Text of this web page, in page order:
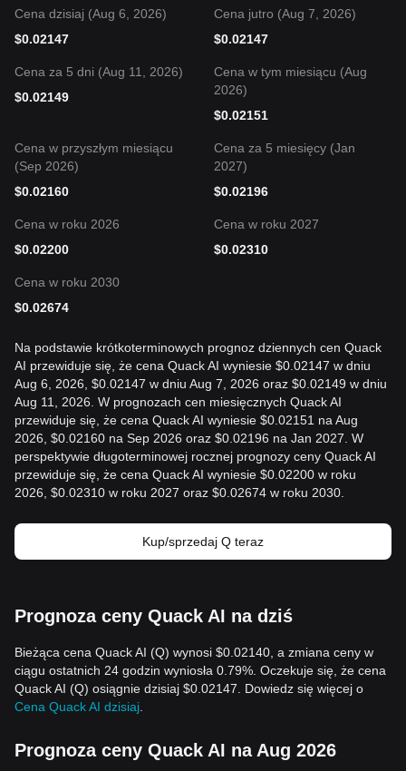
Cena dzisiaj (Aug 6, 2026)
$0.02147
Cena jutro (Aug 7, 2026)
$0.02147
Cena za 5 dni (Aug 11, 2026)
$0.02149
Cena w tym miesiącu (Aug
2026)
$0.02151
Cena w przyszłym miesiącu
(Sep 2026)
$0.02160
Cena za 5 miesięcy (Jan
2027)
$0.02196
Cena w roku 2026
$0.02200
Cena w roku 2027
$0.02310
Cena w roku 2030
$0.02674
Na podstawie krótkoterminowych prognoz dziennych cen Quack
AI przewiduje się, że cena Quack AI wyniesie $0.02147 w dniu
Aug 6, 2026, $0.02147 w dniu Aug 7, 2026 oraz $0.02149 w dniu
Aug 11, 2026. W prognozach cen miesięcznych Quack AI
przewiduje się, że cena Quack AI wyniesie $0.02151 na Aug
2026, $0.02160 na Sep 2026 oraz $0.02196 na Jan 2027. W
perspektywie długoterminowej rocznej prognozy ceny Quack AI
przewiduje się, że cena Quack AI wyniesie $0.02200 w roku
2026, $0.02310 w roku 2027 oraz $0.02674 w roku 2030.
Kup/sprzedaj Q teraz
Prognoza ceny Quack AI na dziś
Bieżąca cena Quack AI (Q) wynosi $0.02140, a zmiana ceny w
ciągu ostatnich 24 godzin wyniosła 0.79%. Oczekuje się, że cena
Quack AI (Q) osiągnie dzisiaj $0.02147. Dowiedz się więcej o
Cena Quack AI dzisiaj
Prognoza ceny Quack AI na Aug 2026